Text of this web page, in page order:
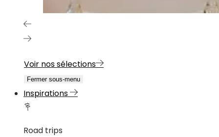
Voir nos sélections
Fermer sous-menu
Inspirations
Road trips